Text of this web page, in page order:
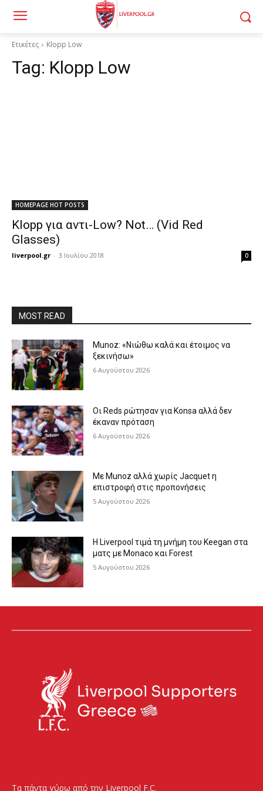
Ετικέτες Klopp Low
Tag: Klopp Low
HOMEPAGE HOT POSTS
Klopp για αντι-Low? Νot… (Vid Red
Glasses)
liverpool.gr - 3 Ιουλίου 2018 0
MOST READ
Munoz: «Νιώθω καλά και έτοιμος να
ξεκινήσω»
6 Αυγούστου 2026
Οι Reds ρώτησαν για Konsa αλλά δεν
έκαναν πρόταση
6 Αυγούστου 2026
Με Munoz αλλά χωρίς Jacquet η
επιστροφή στις προπονήσεις
5 Αυγούστου 2026
Η Liverpool τιμά τη μνήμη του Keegan στα
ματς με Monaco και Forest
5 Αυγούστου 2026
Τα πάντα γύρω από την Liverpool F.C.